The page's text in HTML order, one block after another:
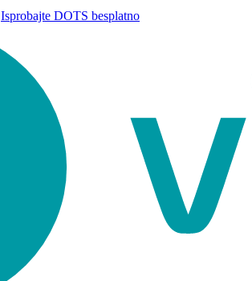
Isprobajte DOTS besplatno